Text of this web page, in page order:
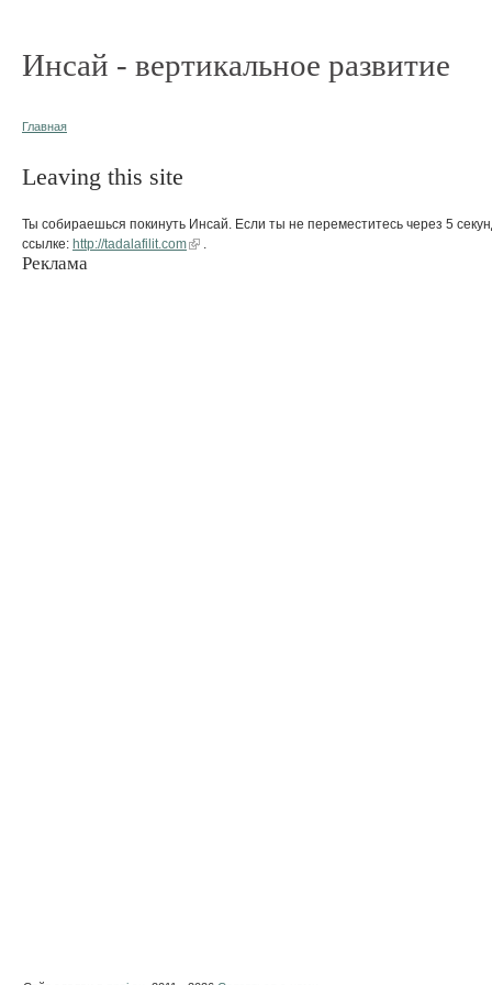
Инсай - вертикальное развитие
Главная
Leaving this site
Ты собираешься покинуть Инсай. Если ты не переместитесь через 5
ссылке: http://tadalafilit.com
Реклама